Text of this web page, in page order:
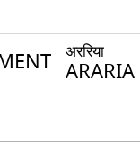
अररिया
ARARIA